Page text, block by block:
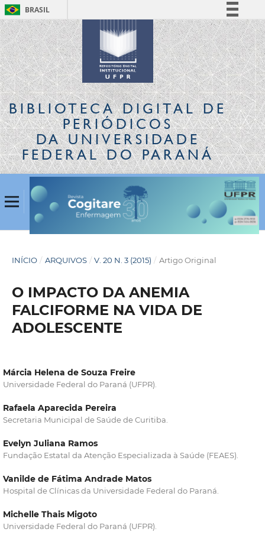
BRASIL
Simplifique!
Comunica BR
Participe
Acesso à informação
Legislação
Canais
BIBLIOTECA DIGITALDE
PERIÓDICOS
DA UNIVERSIDADE
FEDERAL DO PARANÁ
INÍCIO / ARQUIVOS / V. 20 N. 3 (2015) / Artigo Original
O IMPACTO DA ANEMIA
FALCIFORME NA VIDA DE
ADOLESCENTE
Márcia Helena de Souza Freire
Universidade Federal do Paraná (UFPR).
Rafaela Aparecida Pereira
Secretaria Municipal de Saúde de Curitiba.
Evelyn Juliana Ramos
Fundação Estatal da Atenção Especializada à Saúde (FEAES).
Vanilde de Fátima Andrade Matos
Hospital de Clínicas da Universidade Federal do Paraná.
Michelle Thais Migoto
Universidade Federal do Paraná (UFPR).